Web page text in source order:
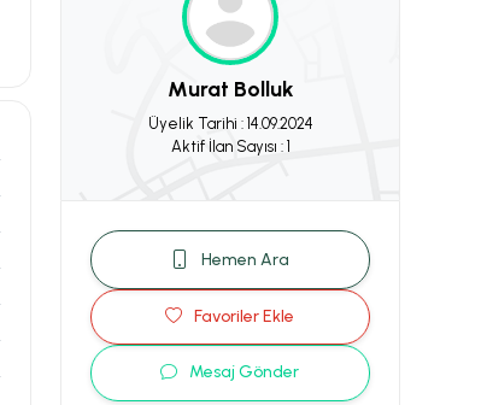
Murat Bolluk
Üyelik Tarihi : 14.09.2024
Aktif İlan Sayısı : 1
Hemen Ara
Favoriler Ekle
Mesaj Gönder